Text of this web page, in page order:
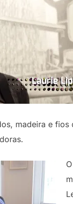
madeira e